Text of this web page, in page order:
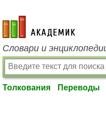
academic.ru
Словари и
Толкования Переводы